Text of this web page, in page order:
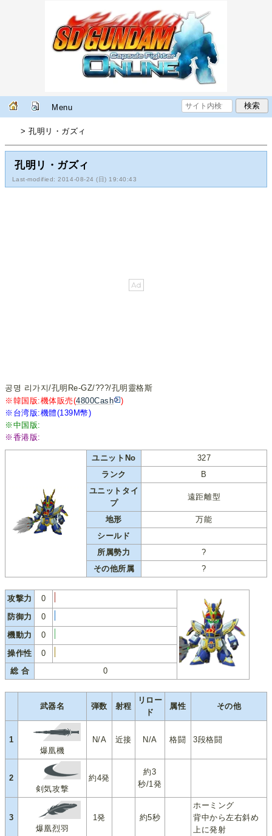
Menu
> 孔明リ・ガズィ
孔明リ・ガズィ
Last-modified: 2014-08-24 (日) 19:40:43
공명 리가지/孔明Re-GZ/???/孔明靈格斯
※韓国版:機体販売(4800Cash
)
※台湾版:機體(139M幣)
※中国版:
※香港版:
ユニットNo
327
ランク
B
ユニットタイ
プ
遠距離型
地形
万能
シールド
所属勢力
?
その他所属
?
攻撃力
0
防御力
0
機動力
0
操作性
0
総 合
0
武器名 弾数 射程
リロー
ド
属性 その他
1
爆凰機
N/A 近接 N/A 格闘 3段格闘
2
剣気攻撃
約4発
約3
秒/1発
3
爆凰烈羽
1発 約5秒
ホーミング
背中から左右斜め
上に発射